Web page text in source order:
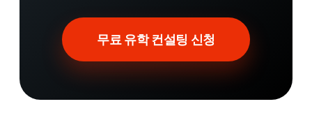
무료 유학 컨설팅 신청